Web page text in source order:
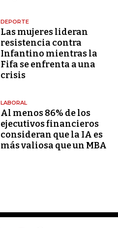
DEPORTE
Las mujeres lideran
resistencia contra
Infantino mientras la
Fifa se enfrenta a una
crisis
LABORAL
Al menos 86% de los
ejecutivos financieros
consideran que la IA es
más valiosa que un MBA